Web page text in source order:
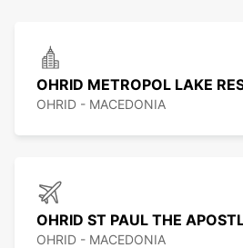
OHRID METROPOL LAKE
OHRID - MACEDONIA
OHRID ST PAUL THE
OHRID - MACEDONIA